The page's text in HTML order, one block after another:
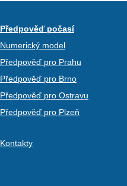
Předpověď počasí
Numerický model
Předpověď pro Prahu
Předpověď pro Brno
Předpověď pro Ostravu
Předpověď pro Plzeň
Kontakty